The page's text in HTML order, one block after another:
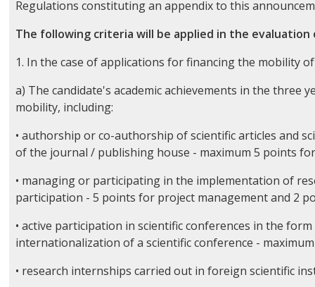
Regulations constituting an appendix to this
The following criteria will be applied in the
1. In the case of applications for financing the mobility
a) The candidate's academic achievements in the
mobility, including:
• authorship or co-authorship of scientific articles and
of the journal / publishing house - maximum 5 points
• managing or participating in the implementation of
participation - 5 points for project management and 2
• active participation in scientific conferences in the
internationalization of a scientific conference -
• research internships carried out in foreign scientific